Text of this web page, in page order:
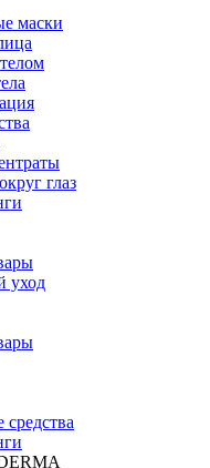
маски
глаз
уход